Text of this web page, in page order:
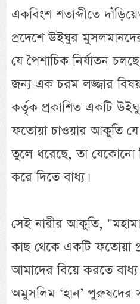
একবিংশ শতাব্দীতে
প্রদেশে উইঘুর
যে পৈশাচিক নির্যাতন
জন্য এক চরম লজ্জার
কর্তৃক প্রকাশিত একটি
ফতোয়া চাওয়ার আকুতি যে
তুলে ধরেছে, তা যেকোনো
করে দিতে বাধ্য।
সেই নারীর আকুতি,
কাছ থেকে একটি ফতোয়া
আমাদের বিয়ে করতে বাধ্য
অমুসলিম ‘হান’ পুরুষদের